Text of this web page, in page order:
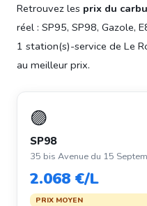
Retrouvez les prix du
réel : SP95, SP98, Gazole,
1 station(s)-service de Le
au meilleur prix.
🟣
SP98
35 bis Avenue du 15
2.068 €/L
PRIX MOYEN